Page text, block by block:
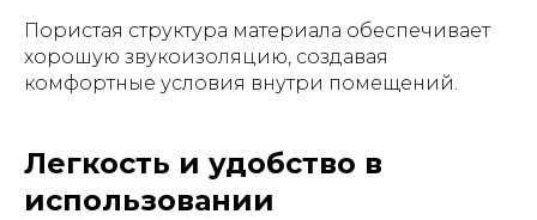
Пористая структура материала обеспечивает
хорошую звукоизоляцию, создавая
комфортные условия внутри помещений.
Легкость и удобство в
использовании